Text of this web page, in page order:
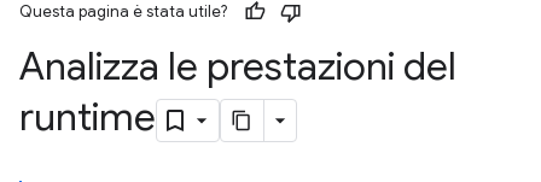
Questa pagina è stata utile?
Analizza le prestazioni del
runtime